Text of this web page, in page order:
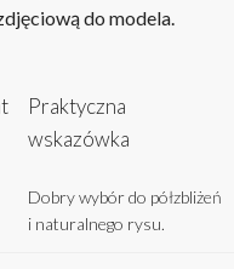
do modela.
Praktyczna
wskazówka
Dobry wybór do półzbliżeń
i naturalnego rysu.